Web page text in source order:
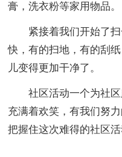
膏，洗衣粉等家用物品。
紧接着我们开始了扫
快，有的扫地，有的刮
儿变得更加干净了。
社区活动一个为社区
充满着欢笑，有我们努
把握住这次难得的社区活